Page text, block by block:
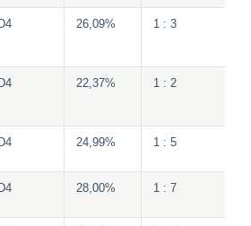
D4 26,09% 1 : 3
D4 22,37% 1 : 2
D4 24,99% 1 : 5
D4 28,00% 1 : 7